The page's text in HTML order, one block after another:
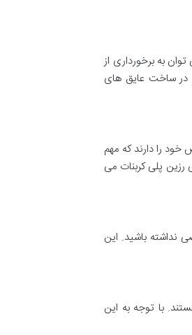
به برخورداری از
در ساخت عایق های
را دارند که مهم
رزین پلی کربنات می
نداشته باشید. این
با توجه به این